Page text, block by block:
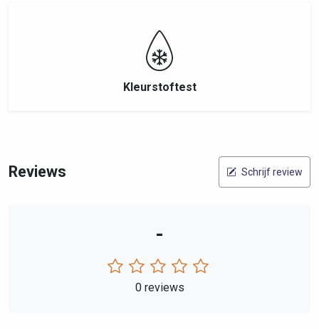
Kleurstoftest
Reviews Schrijf review
-
0 reviews